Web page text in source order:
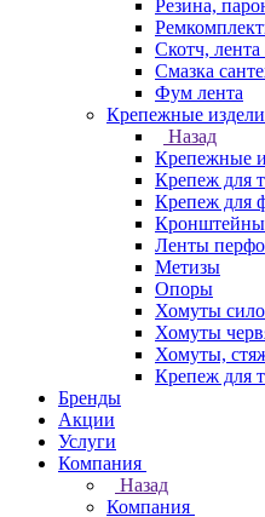
Резина,
Скотч,
Смазка
Фум лента
Крепежные
Назад
Крепежные
Крепеж для
Крепеж для
Кронштейны
Ленты
Метизы
Опоры
Хомуты
Хомуты
Хомуты,
Крепеж для
Бренды
Акции
Услуги
Компания
Назад
Компания